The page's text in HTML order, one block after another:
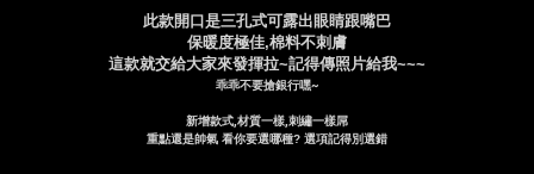
此款開口是三孔式可露出眼睛跟嘴巴
保暖度極佳,棉料不刺膚
這款就交給大家來發揮拉~記得傳照片給我~~~
乖乖不要搶銀行嘿~
新增款式,材質一樣,刺繡一樣屌
重點還是帥氣 看你要選哪種? 選項記得別選錯